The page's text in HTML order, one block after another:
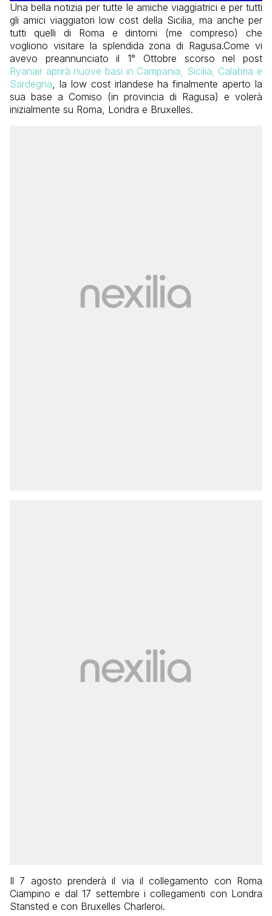
Una bella notizia per tutte le amiche viaggiatrici e per tutti
gli amici viaggiatori low cost della Sicilia, ma anche per
tutti quelli di Roma e dintorni (me compreso) che
vogliono visitare la splendida zona di Ragusa.Come vi
avevo preannunciato il 1° Ottobre scorso nel post
Ryanair aprirà nuove basi in Campania, Sicilia, Calabria e
Sardegna , la low cost irlandese ha finalmente aperto la
sua base a Comiso (in provincia di Ragusa) e volerà
inizialmente su Roma, Londra e Bruxelles.
Il 7 agosto prenderà il via il collegamento con Roma
Ciampino e dal 17 settembre i collegamenti con Londra
Stansted e con Bruxelles Charleroi.